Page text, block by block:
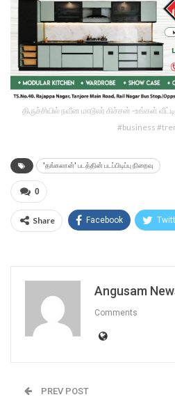
திருச்சியில் நவீன மாடூலர் கிச்சன் -உங்கள்
#business
'தங்கலான்' படத்தின் படப்பிடிப்பு நிறைவு
0
Share Facebook
Angusam
Comments
PREV POST